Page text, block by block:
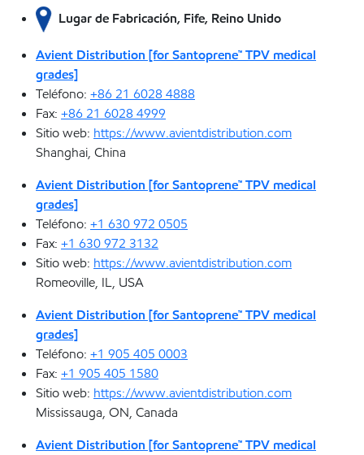
Lugar de Fabricación, Fife, Reino Unido
Avient Distribution [for Santoprene™ TPV medical
grades]
Teléfono: +86 21 6028 4888
Fax: +86 21 6028 4999
Sitio web: https://www.avientdistribution.com
Shanghai, China
Avient Distribution [for Santoprene™ TPV medical
grades]
Teléfono: +1 630 972 0505
Fax: +1 630 972 3132
Sitio web: https://www.avientdistribution.com
Romeoville, IL, USA
Avient Distribution [for Santoprene™ TPV medical
grades]
Teléfono: +1 905 405 0003
Fax: +1 905 405 1580
Sitio web: https://www.avientdistribution.com
Mississauga, ON, Canada
Avient Distribution [for Santoprene™ TPV medical